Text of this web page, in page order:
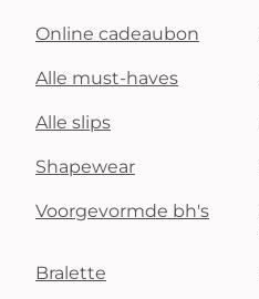
Online cadeaubon
Alle must-haves
Alle slips
Shapewear
Voorgevormde bh's
Bralette